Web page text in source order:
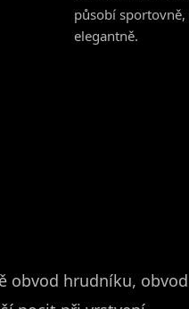
působí sportovně,
elegantně.
obvod hrudníku,